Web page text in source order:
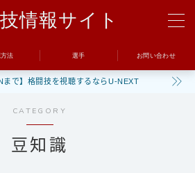
情報サイト
法 選手 お問い合わせ
まで】格闘技を視聴するならU-NEXT
CATEGORY
豆知識